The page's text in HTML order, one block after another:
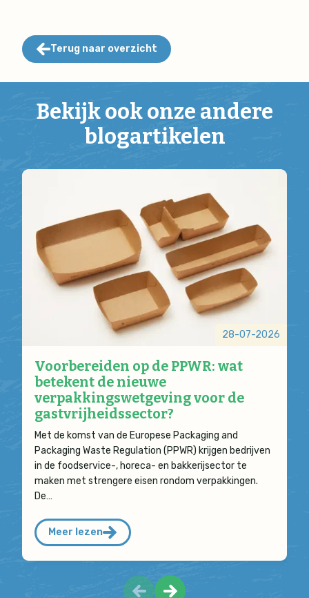
Terug naar overzicht
Bekijk ook onze andere
blogartikelen
28-07-2026
Voorbereiden op de PPWR: wat
betekent de nieuwe
verpakkingswetgeving voor de
gastvrijheidssector?
Met de komst van de Europese Packaging and
Packaging Waste Regulation (PPWR) krijgen bedrijven
in de foodservice-, horeca- en bakkerijsector te
maken met strengere eisen rondom verpakkingen.
De…
Meer lezen